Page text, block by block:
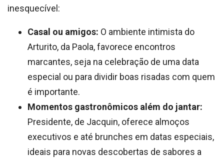
inesquecível:
Casal ou amigos: O ambiente intimista do
Arturito, da Paola, favorece encontros
marcantes, seja na celebração de uma data
especial ou para dividir boas risadas com quem
é importante.
Momentos gastronômicos além do jantar:
Presidente, de Jacquin, oferece almoços
executivos e até brunches em datas especiais,
ideais para novas descobertas de sabores a